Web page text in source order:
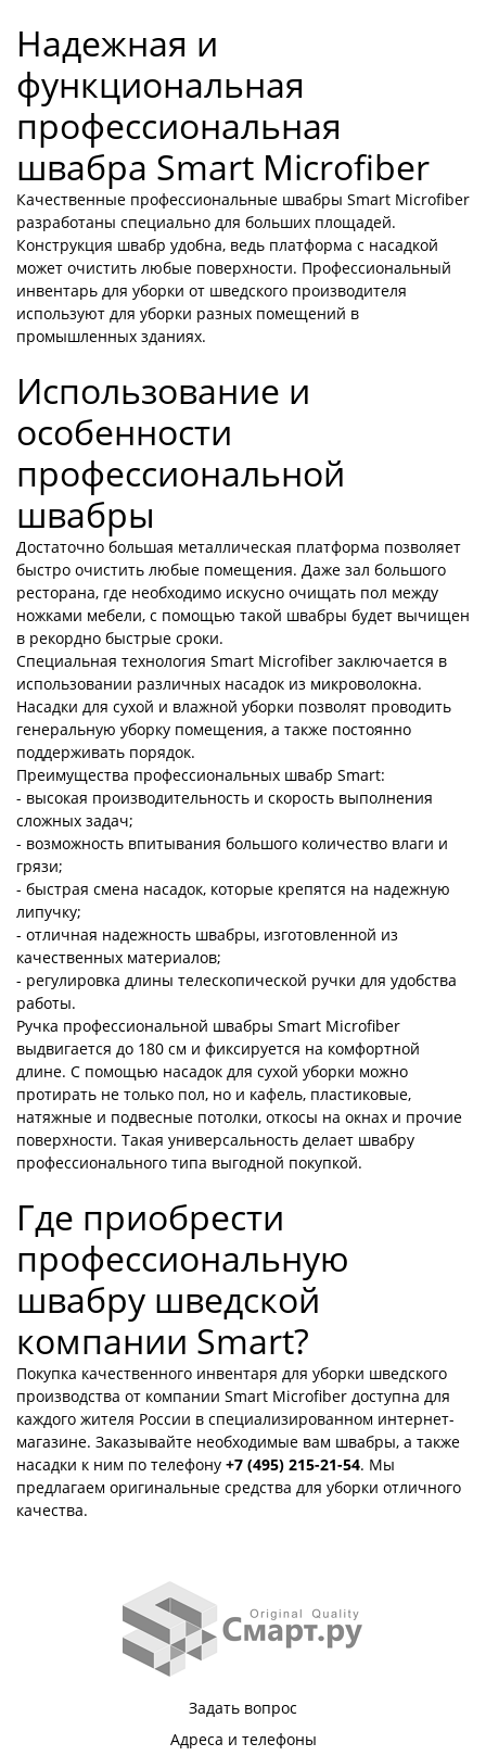
Надежная и
функциональная
профессиональная
швабра Smart Microfiber
Качественные профессиональные швабры Smart Microfiber
разработаны специально для больших площадей.
Конструкция швабр удобна, ведь платформа с насадкой
может очистить любые поверхности. Профессиональный
инвентарь для уборки от шведского производителя
используют для уборки разных помещений в
промышленных зданиях.
Использование и
особенности
профессиональной
швабры
Достаточно большая металлическая платформа позволяет
быстро очистить любые помещения. Даже зал большого
ресторана, где необходимо искусно очищать пол между
ножками мебели, с помощью такой швабры будет вычищен
в рекордно быстрые сроки.
Специальная технология Smart Microfiber заключается в
использовании различных насадок из микроволокна.
Насадки для сухой и влажной уборки позволят проводить
генеральную уборку помещения, а также постоянно
поддерживать порядок.
Преимущества професcиональных швабр Smart:
- высокая производительность и скорость выполнения
сложных задач;
- возможность впитывания большого количество влаги и
грязи;
- быстрая смена насадок, которые крепятся на надежную
липучку;
- отличная надежность швабры, изготовленной из
качественных материалов;
- регулировка длины телескопической ручки для удобства
работы.
Ручка профессиональной швабры Smart Microfiber
выдвигается до 180 см и фиксируется на комфортной
длине. С помощью насадок для сухой уборки можно
протирать не только пол, но и кафель, пластиковые,
натяжные и подвесные потолки, откосы на окнах и прочие
поверхности. Такая универсальность делает швабру
профессионального типа выгодной покупкой.
Где приобрести
профессиональную
швабру шведской
компании Smart?
Покупка качественного инвентаря для уборки шведского
производства от компании Smart Microfiber доступна для
каждого жителя России в специализированном интернет-
магазине. Заказывайте необходимые вам швабры, а также
насадки к ним по телефону +7 (495) 215-21-54. Мы
предлагаем оригинальные средства для уборки отличного
качества.
Задать вопрос
Адреса и телефоны